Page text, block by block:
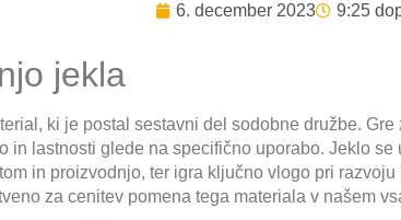
6. december 2023 9:25
jekla
ki je postal sestavni del sodobne družbe.
in lastnosti glede na specifično uporabo. Jeklo
in proizvodnjo, ter igra ključno vlogo pri
za cenitev pomena tega materiala v našem